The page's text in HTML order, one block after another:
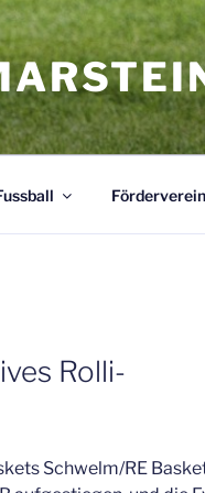
Förderverein
Rolli-
Schwelm/RE